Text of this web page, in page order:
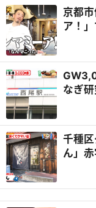
ーツ
ルド）
京都
ア！
ド正
なぎ
＆矢
有名
純金
千種
ん」
華食
のス